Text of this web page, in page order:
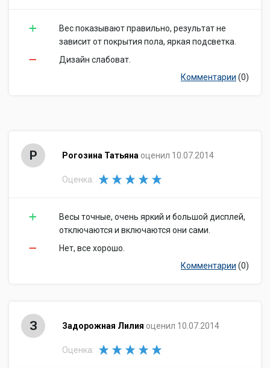
Вес показывают правильно, результат не
зависит от покрытия пола, яркая подсветка.
Дизайн слабоват.
Комментарии (0)
Р Рогозина Татьяна оценил 10.07.2014
Оценка:
Весы точные, очень яркий и большой дисплей,
отключаются и включаются они сами.
Нет, все хорошо.
Комментарии (0)
З Задорожная Лилия оценил 10.07.2014
Оценка: